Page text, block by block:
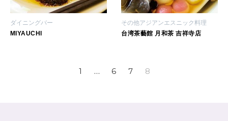
ダイニングバー
MIYAUCHI
その他アジアンエスニック料理
台湾茶藝館 月和茶 吉祥寺店
1 … 6 7 8